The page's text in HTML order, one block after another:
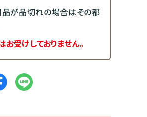
が品切れの場合はその都
受けしておりません。